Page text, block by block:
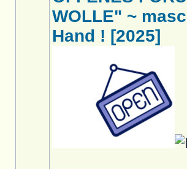
WOLLE" ~
Hand ! [2025]